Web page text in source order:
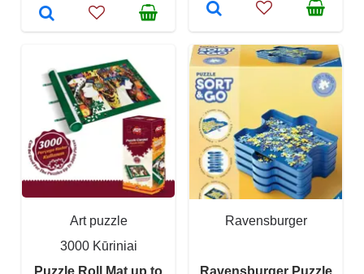
Art puzzle
3000 Kūriniai
Puzzle Roll Mat up to
Ravensburger
Ravensburger Puzzle